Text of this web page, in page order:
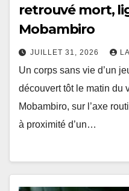
retrouvé mort,
Mobambiro
JUILLET 31, 2026
Un corps sans vie d’un
découvert tôt le matin du
Mobambiro, sur l’axe
à proximité d’un…